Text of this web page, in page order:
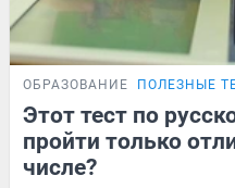
ОБРАЗОВАНИЕ ПОЛЕЗНЫЕ
Этот тест по
пройти только
числе?